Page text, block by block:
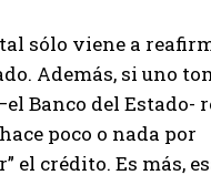
sólo viene a
Además, si uno
Banco del Estado-
poco o nada por
el crédito. Es más,